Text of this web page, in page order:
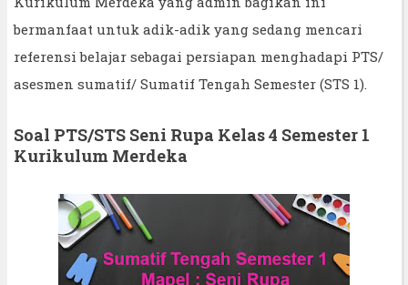
bermanfaat untuk adik-adik yang sedang mencari
referensi belajar sebagai persiapan menghadapi PTS/
asesmen sumatif/ Sumatif Tengah Semester (STS 1).
Soal PTS/STS Seni Rupa Kelas 4 Semester 1
Kurikulum Merdeka